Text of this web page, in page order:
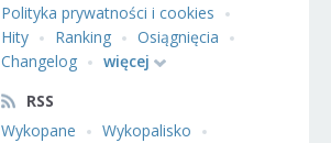
Polityka prywatności i cookies
Hity
Ranking
Osiągnięcia
Changelog
więcej
RSS
Wykopane
Wykopalisko